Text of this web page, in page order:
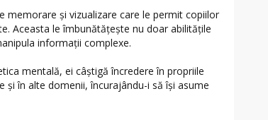
memorare și vizualizare care le permit copiilor
Aceasta le îmbunătățește nu doar abilitățile
informații complexe.
mentală, ei câștigă încredere în propriile
și în alte domenii, încurajându-i să își asume